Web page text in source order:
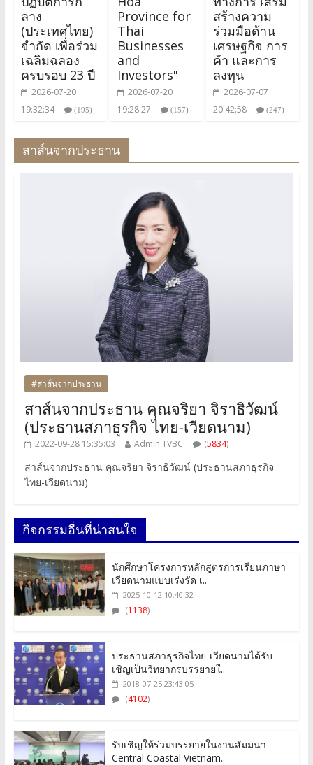
ลาง
(ประเทศไทย)
จำกัด เพื่อร่วม
เฉลิมฉลอง
ครบรอบ 23 ปี
2026-07-20
19:32:34
(195)
Province for
Thai
Businesses
and
Investors"
2026-07-20
19:28:27
(157)
สร้างความ
ร่วมมือด้าน
เศรษฐกิจ การ
ค้า และการ
ลงทุน
2026-07-07
20:42:58
(247)
สาส์นจากประธาน
#สาส์นจากประธาน
สาส์นจากประธาน คุณจริยา จิราธิวัฒน์
(ประธานสภาธุรกิจ ไทย-เวียดนาม)
2022-09-28 15:35:03 Admin TVBC (5834)
สาส์นจากประธาน คุณจริยา จิราธิวัฒน์ (ประธานสภาธุรกิจ
ไทย-เวียดนาม)
กิจกรรมอื่นที่น่าสนใจ
นักศึกษาโครงการหลักสูตรการเรียนภาษา
เวียดนามแบบเร่งรัด เ..
2025-10-12 10:40:32
(1138)
ประธานสภาธุรกิจไทย-เวียดนามได้รับ
เชิญเป็นวิทยากรบรรยายใ..
2018-07-25 23:43:05
(4102)
รับเชิญให้ร่วมบรรยายในงานสัมมนา
Central Coastal Vietnam..